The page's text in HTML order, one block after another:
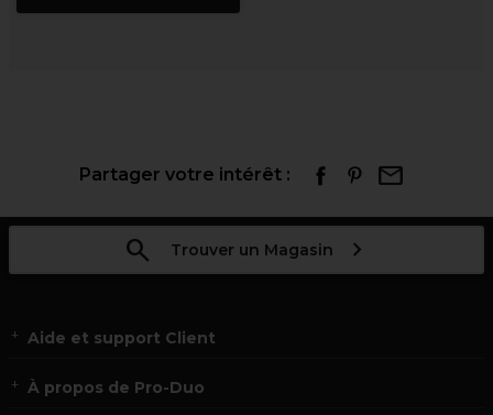
Partager votre intérêt :
Trouver un Magasin
Aide et support Client
À propos de Pro-Duo